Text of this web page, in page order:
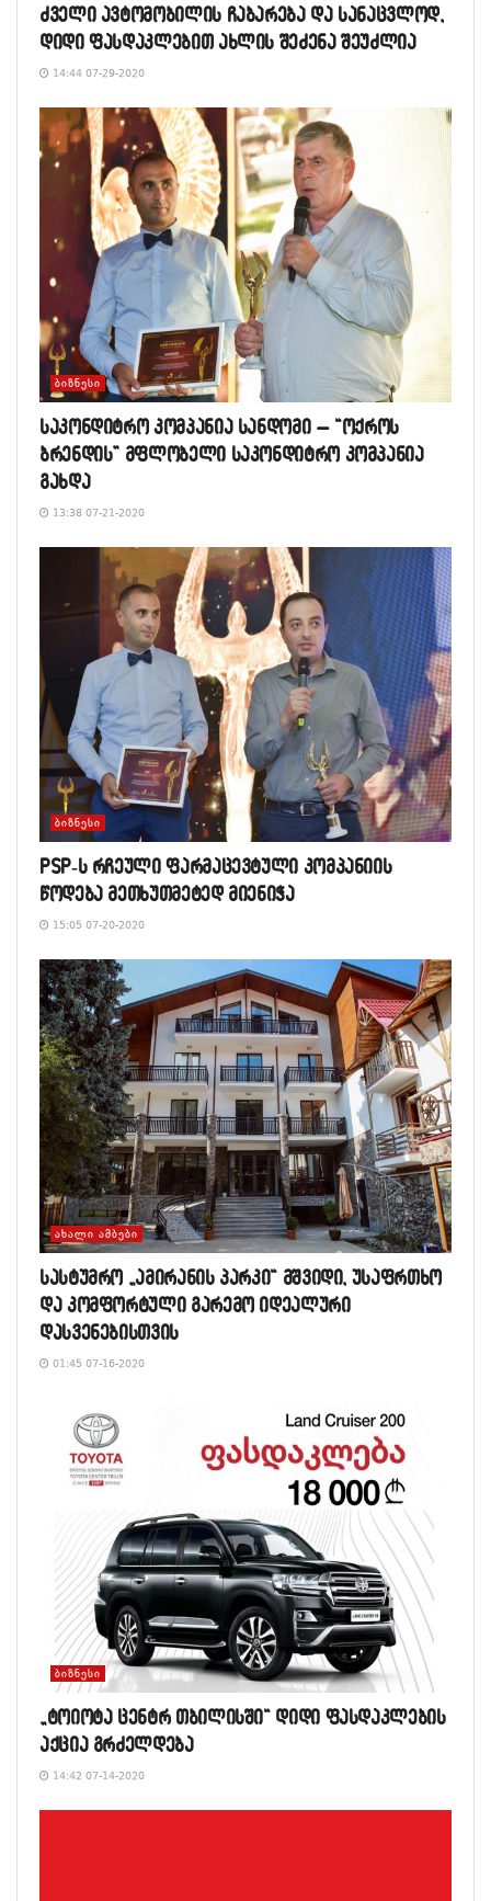
ძველი ავტომობილის ჩაბარება და სანაცვლოდ,
დიდი ფასდაკლებით ახლის შეძენა შეუძლია
14:44 07-29-2020
ᲑᲘᲖᲜᲔᲡᲘ
საკონდიტრო კომპანია სანდომი – “ოქროს
ბრენდის” მფლობელი საკონდიტრო კომპანია
გახდა
13:38 07-21-2020
ᲑᲘᲖᲜᲔᲡᲘ
PSP-ს რჩეული ფარმაცევტული კომპანიის
წოდება მეთხუთმეტედ მიენიჭა
15:05 07-20-2020
ᲐᲮᲐᲚᲘ ᲐᲛᲑᲔᲑᲘ
სასტუმრო „ამირანის პარკი“ მშვიდი, უსაფრთხო
და კომფორტული გარემო იდეალური
დასვენებისთვის
01:45 07-16-2020
ᲑᲘᲖᲜᲔᲡᲘ
„ტოიოტა ცენტრ თბილისში“ დიდი ფასდაკლების
აქცია გრძელდება
14:42 07-14-2020